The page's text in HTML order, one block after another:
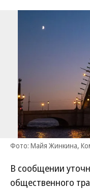
Фото: Майя Жинкина,
В сообщении
общественного